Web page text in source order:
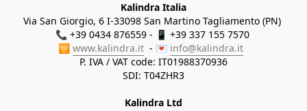
Kalindra Italia
Via San Giorgio, 6 I-33098 San Martino Tagliamento (PN)
📞 +39 0434 876559 - 📱 +39 337 155 7570
🛜 www.kalindra.it
  - 💌
info@kalindra.it
P. IVA / VAT code: IT01988370936
SDI: T04ZHR3
Kalindra Ltd